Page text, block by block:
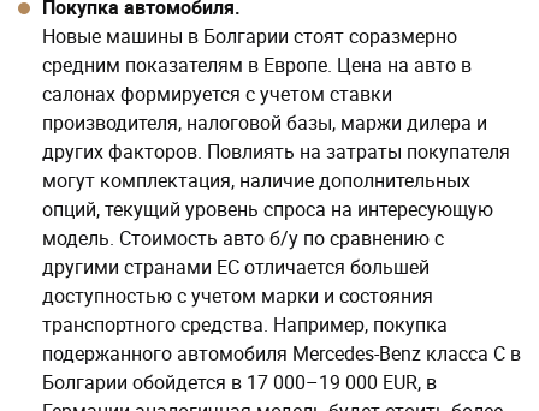
могут комплектация, наличие дополнительных
опций, текущий уровень спроса на интересующую
модель. Стоимость авто б/у по сравнению с
другими странами ЕС отличается большей
доступностью с учетом марки и состояния
транспортного средства. Например, покупка
подержанного автомобиля Mercedes-Benz класса C в
Болгарии обойдется в 17 000–19 000 EUR, в
Германии аналогичная модель будет стоить более
25 000 EUR, во Франции — свыше 23 000 EUR.
Цены на одежду и товары для
дома